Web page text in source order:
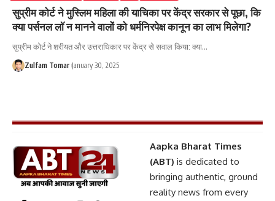
सुप्रीम कोर्ट ने मुस्लिम महिला की याचिका पर केंद्र सरकार से पूछा, कि
क्या पर्सनल लॉ न मानने वालों को धर्मनिरपेक्ष कानून का लाभ मिलेगा?
सुप्रीम कोर्ट ने शरीयत और उत्तराधिकार पर केंद्र से सवाल किया: क्या…
Zulfam Tomar January 30, 2025
Aapka Bharat Times
(ABT) is dedicated to
bringing authentic, ground
reality news from every